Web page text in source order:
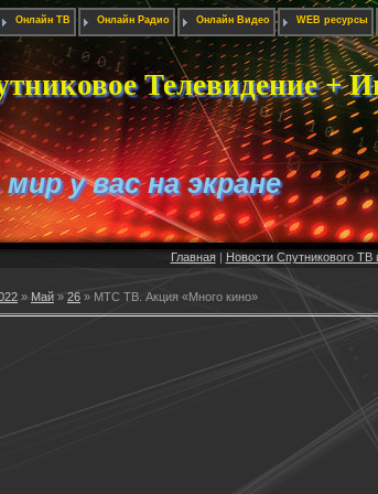
Онлайн ТВ Онлайн Радио Онлайн Видео WEB ресурсы
Телевидение +
мир у вас на экране
Главная| Новости Спутникового ТВ
» Май » 26 » МТС ТВ. Акция «Много кино»